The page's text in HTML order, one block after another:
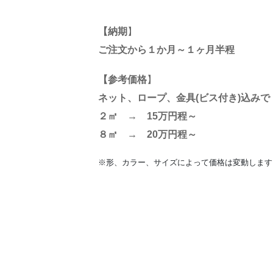
【納期 】
ご注文から１か月～１ヶ月半程
【参考価格】
ネット、ロープ、金具(ビス付き)込み
２㎡ → 15万円程～
８㎡ → 20万円程～
※形、カラー、サイズによって価格は変動しま